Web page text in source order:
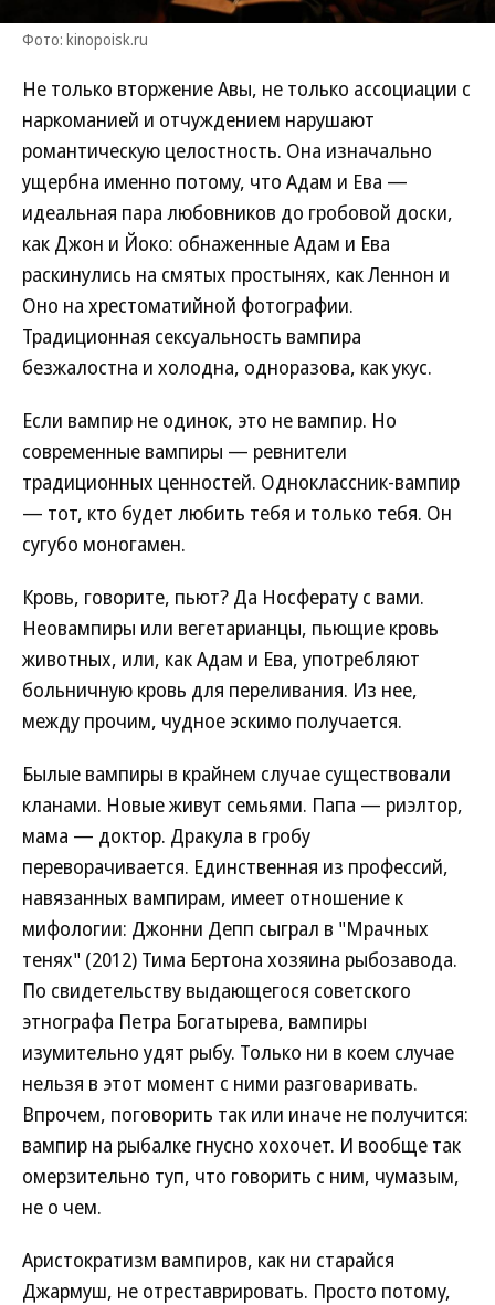
Фото: kinopoisk.ru
Не только вторжение Авы, не только ассоциации с
наркоманией и отчуждением нарушают
романтическую целостность. Она изначально
ущербна именно потому, что Адам и Ева —
идеальная пара любовников до гробовой доски,
как Джон и Йоко: обнаженные Адам и Ева
раскинулись на смятых простынях, как Леннон и
Оно на хрестоматийной фотографии.
Традиционная сексуальность вампира
безжалостна и холодна, одноразова, как укус.
Если вампир не одинок, это не вампир. Но
современные вампиры — ревнители
традиционных ценностей. Одноклассник-вампир
— тот, кто будет любить тебя и только тебя. Он
сугубо моногамен.
Кровь, говорите, пьют? Да Носферату с вами.
Неовампиры или вегетарианцы, пьющие кровь
животных, или, как Адам и Ева, употребляют
больничную кровь для переливания. Из нее,
между прочим, чудное эскимо получается.
Былые вампиры в крайнем случае существовали
кланами. Новые живут семьями. Папа — риэлтор,
мама — доктор. Дракула в гробу
переворачивается. Единственная из профессий,
навязанных вампирам, имеет отношение к
мифологии: Джонни Депп сыграл в "Мрачных
тенях" (2012) Тима Бертона хозяина рыбозавода.
По свидетельству выдающегося советского
этнографа Петра Богатырева, вампиры
изумительно удят рыбу. Только ни в коем случае
нельзя в этот момент с ними разговаривать.
Впрочем, поговорить так или иначе не получится:
вампир на рыбалке гнусно хохочет. И вообще так
омерзительно туп, что говорить с ним, чумазым,
не о чем.
Аристократизм вампиров, как ни старайся
Джармуш, не отреставрировать. Просто потому,